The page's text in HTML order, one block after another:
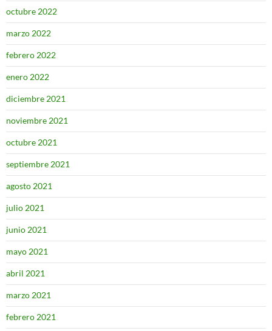
octubre 2022
marzo 2022
febrero 2022
enero 2022
diciembre 2021
noviembre 2021
octubre 2021
septiembre 2021
agosto 2021
julio 2021
junio 2021
mayo 2021
abril 2021
marzo 2021
febrero 2021